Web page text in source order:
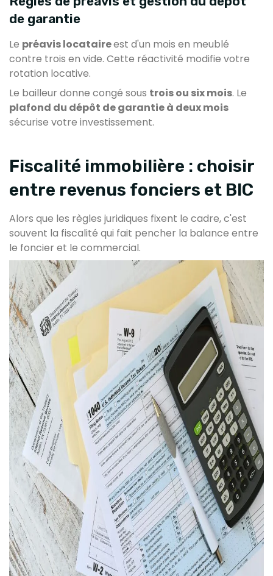
de garantie
Le préavis locataireest d'un mois en meublé
contre trois en vide. Cette réactivité modifie votre
rotation locative.
Le bailleur donne congé sous trois ou six mois. Le
plafond du dépôt de garantie à deux mois
sécurise votre investissement.
Fiscalité immobilière : choisir
entre revenus fonciers et BIC
Alors que les règles juridiques fixent le cadre, c'est
souvent la fiscalité qui fait pencher la balance entre
le foncier et le commercial.